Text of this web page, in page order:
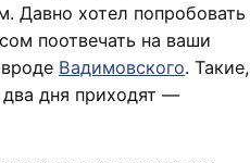
Давно хотел попробовать
поотвечать на ваши
Вадимовского. Такие,
дня приходят —